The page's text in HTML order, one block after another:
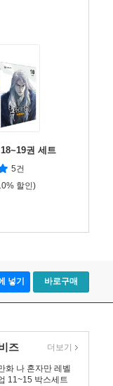
권 세트
5건
할인)
넣기 바로구매
즈
화 나 혼자만 레벨
11~15 박스세트
더보기